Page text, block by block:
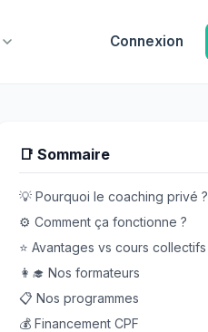
Connexion
📑 Sommaire
💡 Pourquoi le coaching privé ?
⚙ Comment ça fonctionne ?
⭐ Avantages vs cours collectifs
👩‍🎓 Nos formateurs
📋 Nos programmes
💰 Financement CPF